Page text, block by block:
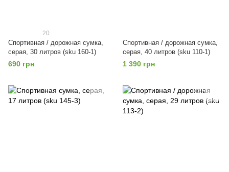
20
Спортивная / дорожная сумка,
серая, 30 литров (sku 160-1)
690 грн
Спортивная / дорожная сумка,
серая, 40 литров (sku 110-1)
1 390 грн